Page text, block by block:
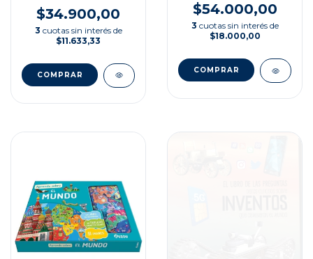
$34.900,00
3 cuotas sin interés de
$11.633,33
$54.000,00
3 cuotas sin interés de
$18.000,00